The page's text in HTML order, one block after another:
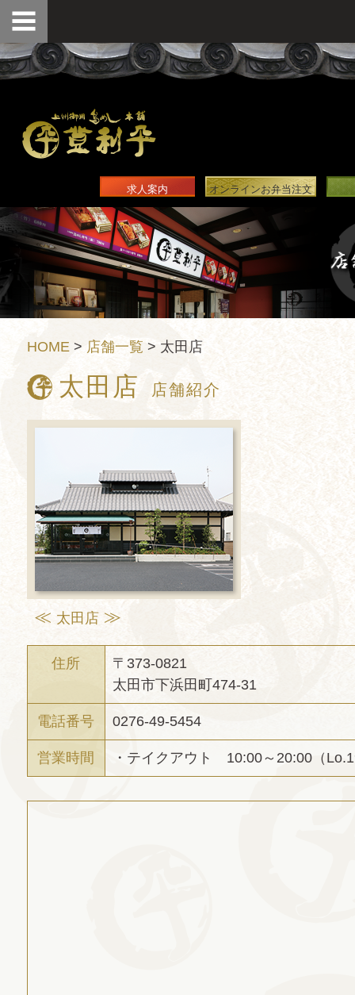
オンラインお弁当注文
求人案内
HOME > 店舗一覧 > 太田店
太田店 店舗紹介
太田店
住所
〒373-0821
太田市下浜田町474-31
電話番号 0276-49-5454
営業時間 ・テイクアウト 10:00～20:00（